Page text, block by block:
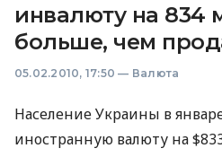
инвалюту на 834
больше, чем
05.02.2010, 17:50 — Валюта
Население Украины в
иностранную валюту на